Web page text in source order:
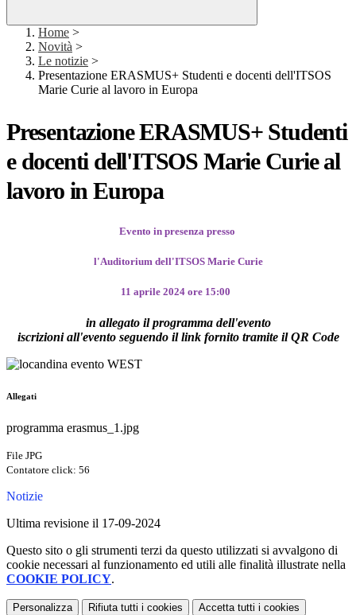
Home >
Novità >
Le notizie >
Presentazione ERASMUS+ Studenti e docenti dell'ITSOS
Marie Curie al lavoro in Europa
Presentazione ERASMUS+ Studenti
e docenti dell'ITSOS Marie Curie al
lavoro in Europa
Evento in presenza presso
l'Auditorium dell'ITSOS Marie Curie
11 aprile 2024 ore 15:00
in allegato il programma dell'evento
iscrizioni all'evento seguendo il link fornito tramite il QR Code
Allegati
programma erasmus_1.jpg
File JPG
Contatore click: 56
Notizie
Ultima revisione il 17-09-2024
Questo sito o gli strumenti terzi da questo utilizzati si avvalgono di
cookie necessari al funzionamento ed utili alle finalità illustrate nella
COOKIE POLICY.
Personalizza Rifiuta tutti i cookies Accetta tutti i cookies